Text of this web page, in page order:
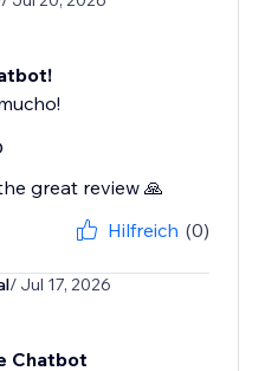
great review 🙏
Hilfreich (0)
/ Jul 17, 2026
Chatbot